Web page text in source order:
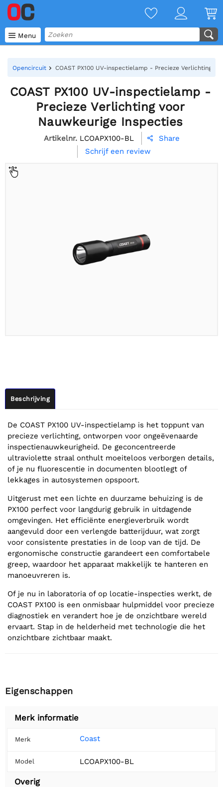
 Menu
Opencircuit COAST PX100 UV-inspectielamp - Precieze Verlichting
COAST PX100 UV-inspectielamp -
Precieze Verlichting voor
Nauwkeurige Inspecties
Artikelnr. LCOAPX100-BL 
Share
Schrijf een review
Beschrijving
De COAST PX100 UV-inspectielamp is het toppunt van
precieze verlichting, ontworpen voor ongeëvenaarde
inspectienauwkeurigheid. De geconcentreerde
ultraviolette straal onthult moeiteloos verborgen details,
of je nu fluorescentie in documenten blootlegt of
lekkages in autosystemen opspoort.
Uitgerust met een lichte en duurzame behuizing is de
PX100 perfect voor langdurig gebruik in uitdagende
omgevingen. Het efficiënte energieverbruik wordt
aangevuld door een verlengde batterijduur, wat zorgt
voor consistente prestaties in de loop van de tijd. De
ergonomische constructie garandeert een comfortabele
greep, waardoor het apparaat makkelijk te hanteren en
manoeuvreren is.
Of je nu in laboratoria of op locatie-inspecties werkt, de
COAST PX100 is een onmisbaar hulpmiddel voor precieze
diagnostiek en verandert hoe je de onzichtbare wereld
ervaart. Stap in de helderheid met technologie die het
onzichtbare zichtbaar maakt.
Eigenschappen
Merk informatie
Merk Coast
Model LCOAPX100-BL
Overig